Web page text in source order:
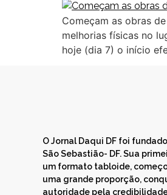
Começam as obras
melhorias físicas no
hoje (dia 7) o início
O Jornal Daqui DF foi
São Sebastião- DF. Sua
um formato tabloide,
uma grande proporção,
autoridade pela